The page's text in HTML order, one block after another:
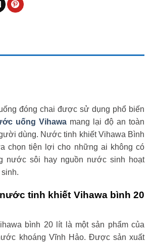
đóng chai được sử dụng phổ biến
uống Vihawa mang lại độ an toàn
dùng. Nước tinh khiết Vihawa Bình
chọn tiện lợi cho những ai không có
nước sôi hay nguồn nước sinh hoạt
tinh khiết Vihawa bình 20
bình 20 lít là một sản phẩm của
khoáng Vĩnh Hảo. Được sản xuất